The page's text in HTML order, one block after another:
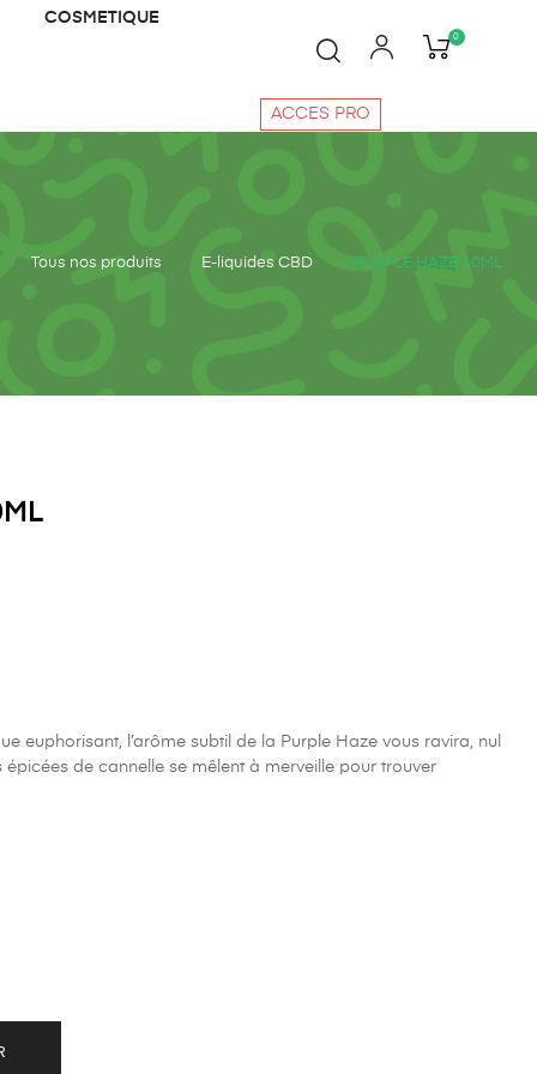
COSMETIQUE
0
ACCES PRO
Tous nos produits E-liquides CBD PURPLE HAZE 10ML
euphorisant, l’arôme subtil de la Purple Haze vous ravira, nul
de cannelle se mêlent à merveille pour trouver